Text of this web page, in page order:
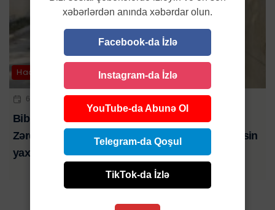
Hadisə
6 AVQ 2026 | 21:01
Bibim həkim səhlənkarlığının qurbanı oldu-
Zərdabda baş verən ağır yol qəzasında ölən şəxsin
yaxını şikayət edib-VİDEO
xəbərlərdən anında xəbərdar olun.
Facebook-da İzlə
Instagram-da İzlə
YouTube-da Abunə Ol
Telegram-da Qoşul
TikTok-da İzlə